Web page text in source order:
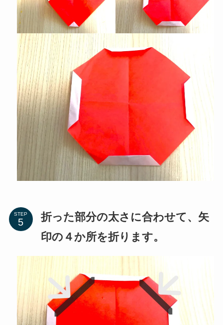
STEP
折った部分の太さに合わせて、矢
印の４か所を折ります。